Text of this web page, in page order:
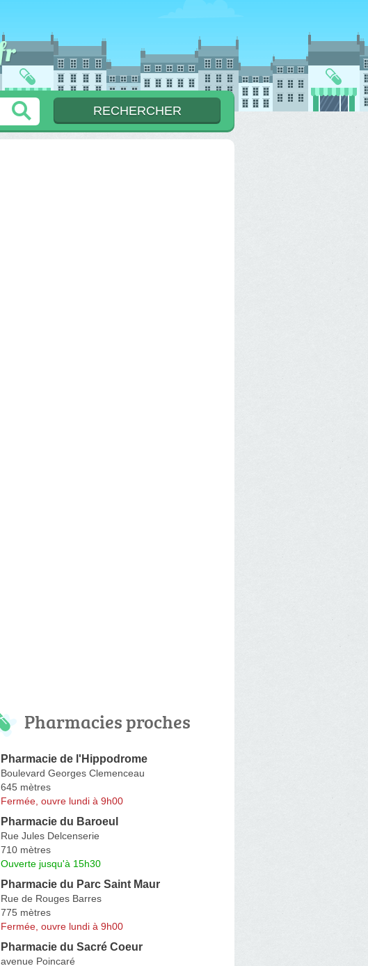
Pharmacies proches
Pharmacie de l'Hippodrome
Boulevard Georges Clemenceau
645 mètres
Fermée, ouvre lundi à 9h00
Pharmacie du Baroeul
Rue Jules Delcenserie
710 mètres
Ouverte jusqu'à 15h30
Pharmacie du Parc Saint Maur
Rue de Rouges Barres
775 mètres
Fermée, ouvre lundi à 9h00
Pharmacie du Sacré Coeur
avenue Poincaré